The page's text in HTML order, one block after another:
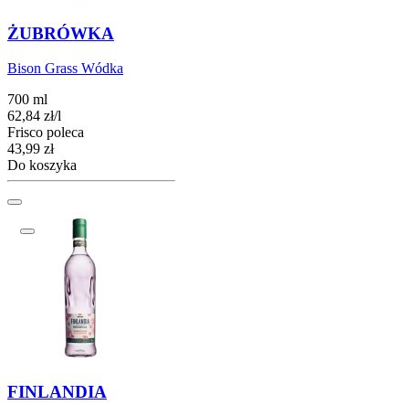
ŻUBRÓWKA
Bison Grass Wódka
700 ml
62,84 zł/l
Frisco poleca
Cena
43,99 zł
Do koszyka
FINLANDIA